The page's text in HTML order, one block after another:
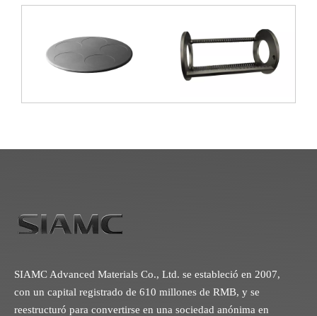
SIAMC Advanced Materials Co., Ltd. se estableció en 2007,
con un capital registrado de 610 millones de RMB, y se
reestructuró para convertirse en una sociedad anónima en